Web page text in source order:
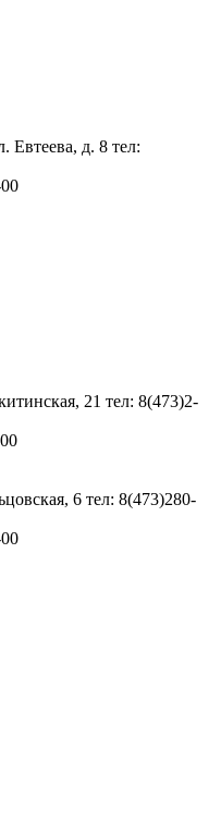
Евтеева, д. 8 тел:
21 тел: 8(473)2-
6 тел: 8(473)280-